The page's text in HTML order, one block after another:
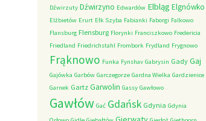
Dźwirzuty Dźwirzyno Edwardów Elbląg Elgnówko
Elżbietów Erurt Ełk Szyba Fabianki Faborgi Falkowo
Flansburg Flensburg Florynki Franciszkowo Fredericia
Friedland Friedrichstahl Frombork Frydland Frygnowo
Frąknowo Funka Fynshav Gabrysin Gady Gaj
Gajówka Garbów Garczegorze Gardna Wielka Gardzienice
Garnek Gartz Garwolin Gassy Gawłowo
Gawłów Gać Gdańsk Gdynia Gdynia